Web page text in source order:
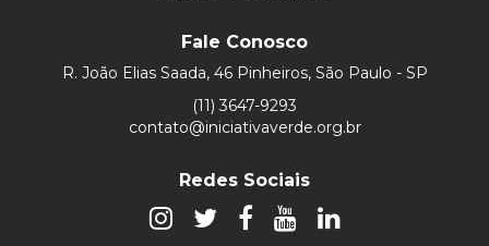
Fale Conosco
R. João Elias Saada, 46 Pinheiros, São Paulo - SP
(11) 3647-9293
contato@iniciativaverde.org.br
Redes Sociais